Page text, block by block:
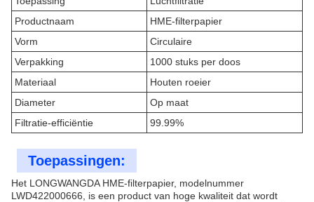
Productnaam
HME-filterpapier
Vorm
Circulaire
Verpakking
1000 stuks per doos
Materiaal
Houten roeier
Diameter
Op maat
Filtratie-efficiëntie
99.99%
Toepassingen:
Het LONGWANGDA HME-filterpapier, modelnummer
LWD422000666, is een product van hoge kwaliteit dat wordt